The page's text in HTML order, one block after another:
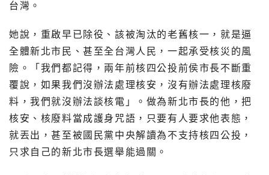
台灣。
她說，重啟早已除役、該被淘汰的老舊核一，就是逼
全體新北市民、甚至全台灣人民，一起承受核災的風
險。「我們都記得，兩年前核四公投前侯市長不斷重
覆說，如果我們沒辦法處理核安，沒有辦法處理核廢
料，我們就沒辦法談核電」。做為新北市長的他，把
核安、核廢料當成護身咒語，只要有人要求他表態，
就丟出，甚至被國民黨中央解讀為不支持核四公投，
只求自己的新北市長選舉能過關。